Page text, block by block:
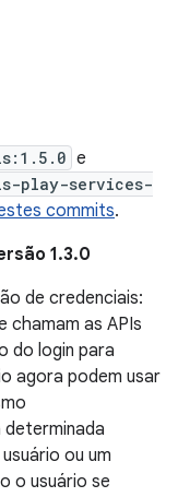
e
play-services-
commits.
1.3.0
de credenciais:
chamam as APIs
do login para
agora podem usar
determinada
ou um
o usuário se